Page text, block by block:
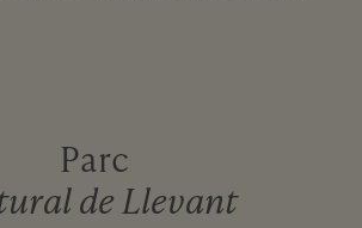
Parc
de Llevant